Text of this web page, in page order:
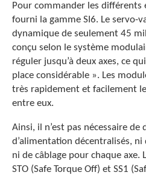
Pour commander les différents
fourni la gamme SI6. Le servo-
dynamique de seulement 45
conçu selon le système
réguler jusqu’à deux axes, ce
place considérable ». Les
très rapidement et facilement
entre eux.
Ainsi, il n’est pas nécessaire de
d’alimentation décentralisés,
ni de câblage pour chaque axe.
STO (Safe Torque Off) et SS1